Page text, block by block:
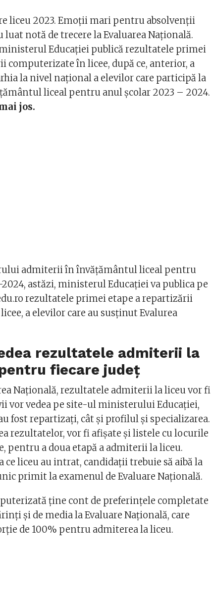
liceu 2023. Emoţii mari pentru absolvenții
luat notă de trecere la Evaluarea Naţională.
Educaţiei publică rezultatele primei
computerizate în licee, după ce, anterior, a
la nivel naţional a elevilor care participă la
liceal pentru anul școlar 2023 – 2024.
jos.
admiterii în învățământul liceal pentru
astăzi, ministerul Educaţiei va publica pe
rezultatele primei etape a repartizării
a elevilor care au susţinut Evalurea
rezultatele admiterii la
fiecare județ
Națională, rezultatele admiterii la liceu vor fi
vor vedea pe site-ul ministerului Educaţiei,
fost repartizaţi, cât şi profilul şi specializarea.
rezultatelor, vor fi afişate şi listele cu locurile
pentru a doua etapă a admiterii la liceu.
ce liceu au intrat, candidaţii trebuie să aibă la
primit la examenul de Evaluare Naţională.
ţine cont de preferinţele completate
și de media la Evaluare Națională, care
de 100% pentru admiterea la liceu.